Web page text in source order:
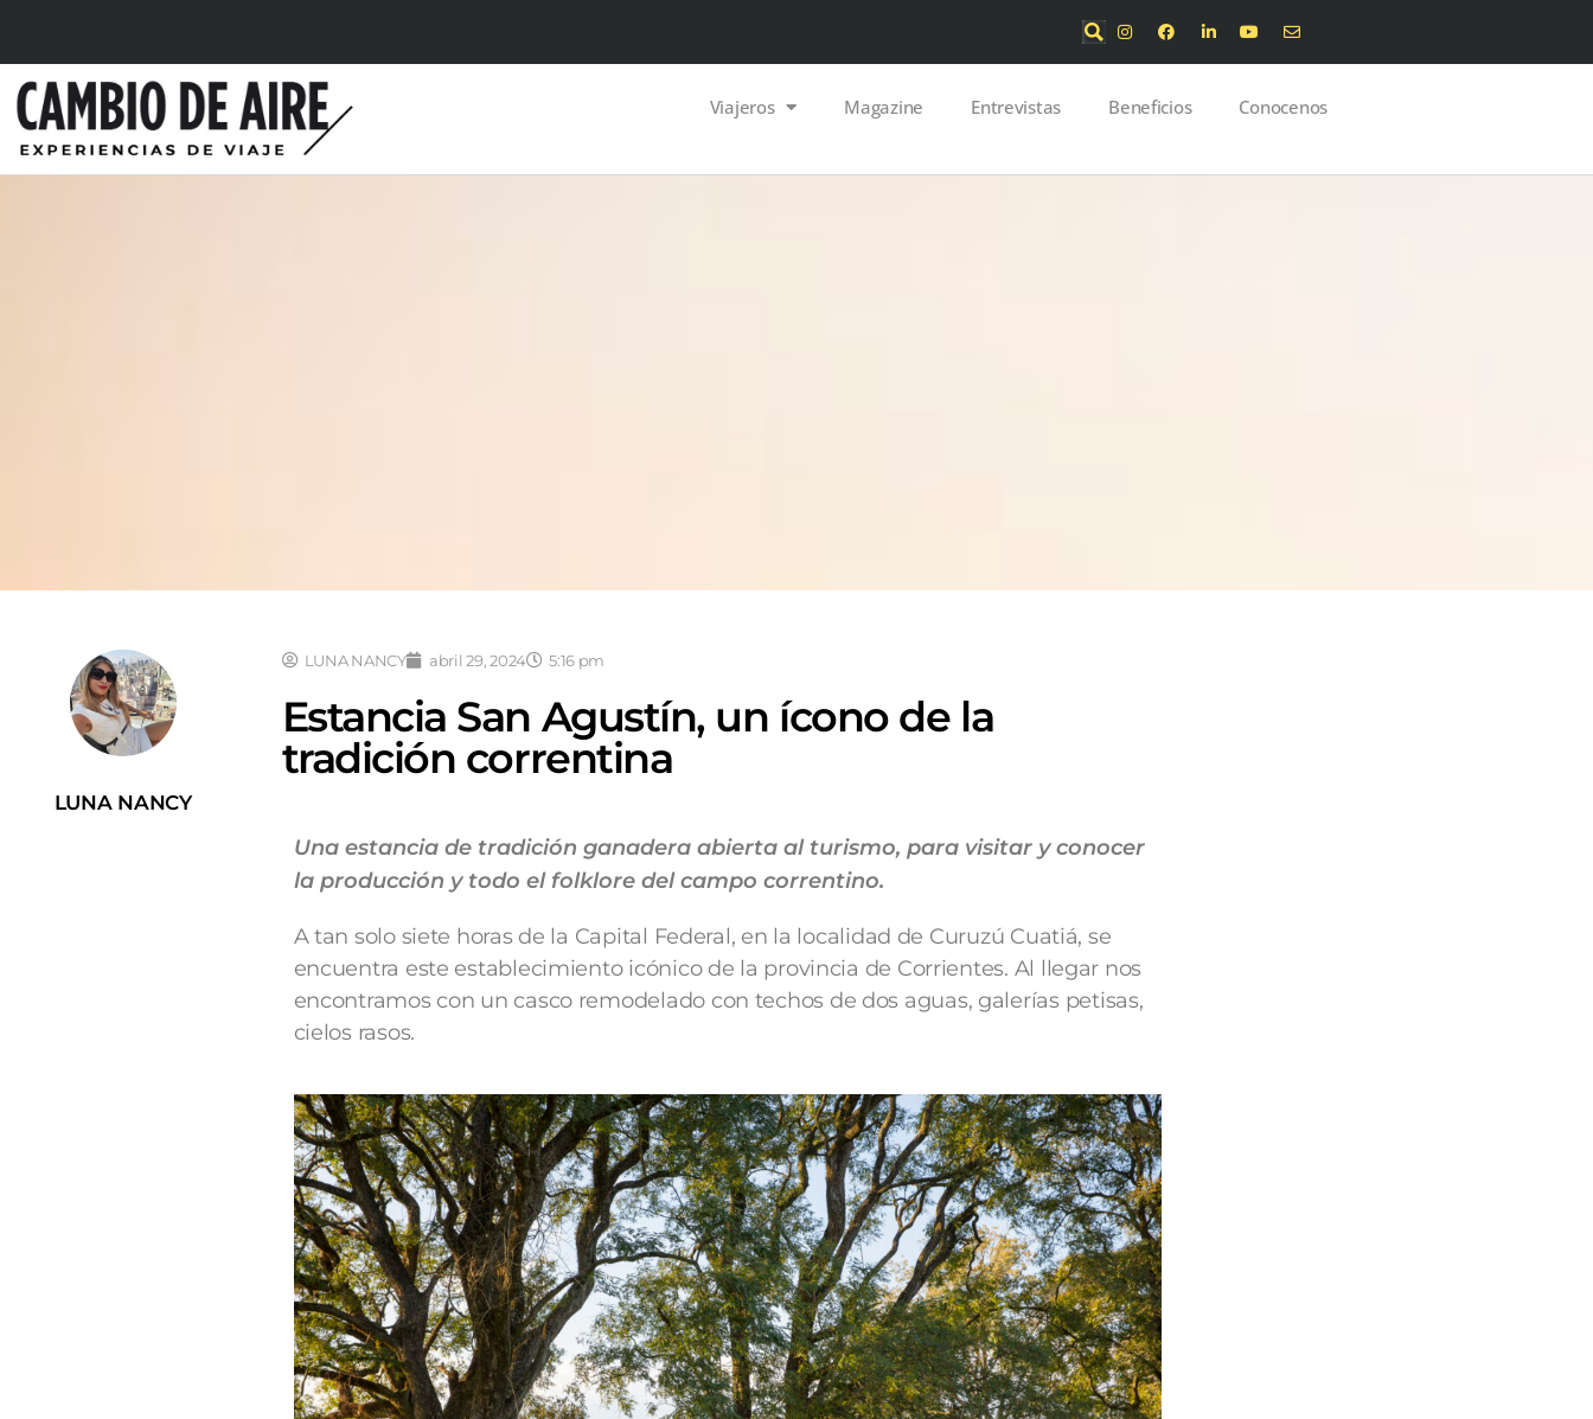
Viajeros Magazine Entrevistas Beneficios Conocenos
LUNA NANCY
LUNA NANCY abril 29, 2024 5:16 pm
Estancia San Agustín, un ícono de la
tradición correntina
Una estancia de tradición ganadera abierta al turismo, para visitar y conocer
la producción y todo el folklore del campo correntino.
A tan solo siete horas de la Capital Federal, en la localidad de Curuzú Cuatiá, se
encuentra este establecimiento icónico de la provincia de Corrientes. Al llegar nos
encontramos con un casco remodelado con techos de dos aguas, galerías petisas,
cielos rasos.